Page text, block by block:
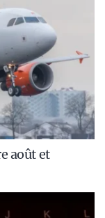
août et